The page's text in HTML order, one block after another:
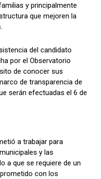
y principalmente
que mejoren la
del candidato
por el Observatorio
de conocer sus
de transparencia de
serán efectuadas el 6 de
a trabajar para
y las
a que se requiere de un
con los